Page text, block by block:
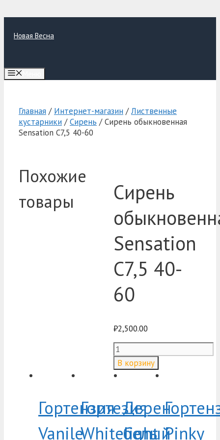
Новая Весна
Главная / Интернет-магазин /Лиственные
кустарники /Сирень / Сирень обыкновенная
Sensation C7,5 40-60
Сирень
Sensation
C7,5 40-
60
₽2,500.00
Количество
товара
Сирень
обыкновенная
C7,5
40-
В корзину
Похожие
товары
Гортензия
Vanile
Гортезия
Whitelight
Дерен
белыйPinky